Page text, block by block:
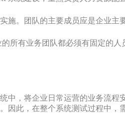
施。团队的主要成员应是企业主
所有业务团队都必须有固定的
中，将企业日常运营的业务流
因此，在整个系统测试过程中